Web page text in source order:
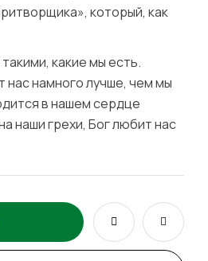
который, как
какие мы есть.
намного лучше, чем мы
в нашем сердце
наши грехи, Бог любит нас